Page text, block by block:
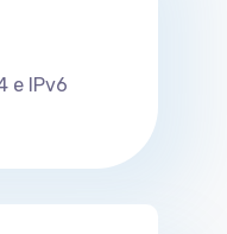
e IPv6